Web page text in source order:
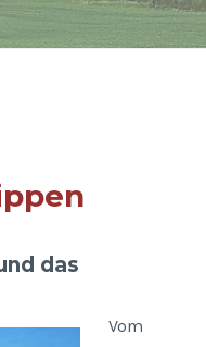
das
Vom